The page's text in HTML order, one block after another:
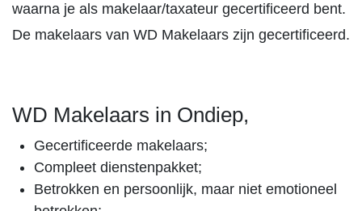
waarna je als makelaar/taxateur gecertificeerd bent.
De makelaars van WD Makelaars zijn gecertificeerd.
WD Makelaars in Ondiep,
Gecertificeerde makelaars;
Compleet dienstenpakket;
Betrokken en persoonlijk, maar niet emotioneel